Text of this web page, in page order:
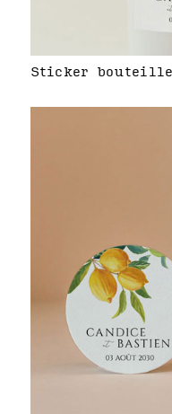
Sticker